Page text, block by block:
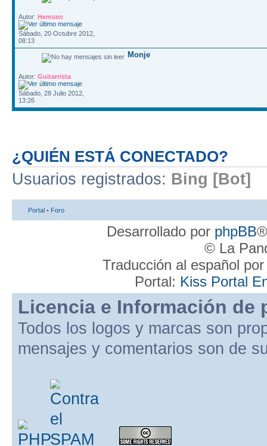
Autor: Hemsen
Sábado, 20 Octubre 2012,
08:13
Monje
Autor: Guitarrista
Sábado, 28 Julio 2012,
13:26
¿QUIÉN ESTÁ CONECTADO?
Usuarios registrados: Bing [Bot]
Portal • Foro
Desarrollado por phpBB
© La
Traducción al español
Portal: Kiss Portal
Licencia e Información de
Todos los logos y marcas son
mensajes y comentarios son de